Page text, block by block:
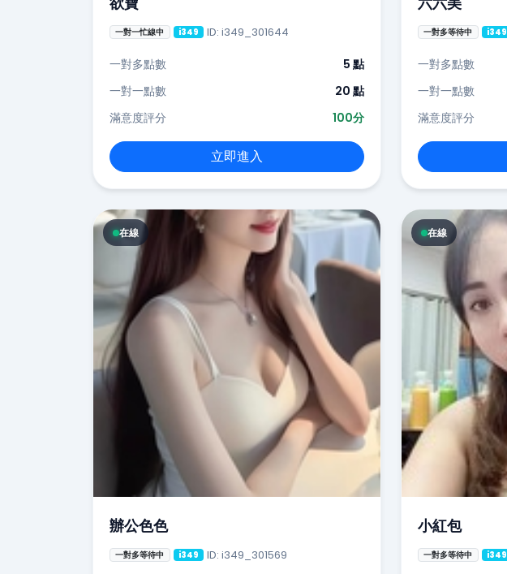
一對一忙線中 i349 ID: i349_301644
一對多點數
5 點
一對一點數
20 點
滿意度評分
100分
立即進入
一對多等待中 i349
一對多點數
一對一點數
滿意度評分
在線
辦公色色
一對多等待中 i349 ID: i349_301569
在線
小紅包
一對多等待中 i349